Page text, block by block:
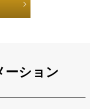
ーション